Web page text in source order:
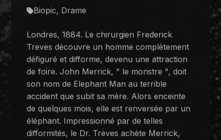
Biopic, Drame
Londres, 1884. Le chirurgien Frederick
Treves découvre un homme complètement
défiguré et difforme, devenu une attraction
de foire. John Merrick, " le monstre ", doit
son nom de Elephant Man au terrible
accident que subit sa mère. Alors enceinte
de quelques mois, elle est renversée par un
éléphant. Impressionné par de telles
difformités, le Dr. Treves achète Merrick,